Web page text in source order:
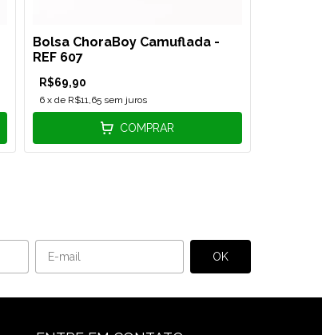
Bolsa ChoraBoy Camuflada -
REF 607
R$69,90
6 x de R$11,65 sem juros
COMPRAR